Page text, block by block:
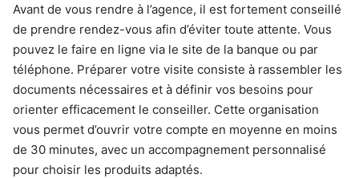
Avant de vous rendre à l’agence, il est fortement conseillé
de prendre rendez-vous afin d’éviter toute attente. Vous
pouvez le faire en ligne via le site de la banque ou par
téléphone. Préparer votre visite consiste à rassembler les
documents nécessaires et à définir vos besoins pour
orienter efficacement le conseiller. Cette organisation
vous permet d’ouvrir votre compte en moyenne en moins
de 30 minutes, avec un accompagnement personnalisé
pour choisir les produits adaptés.